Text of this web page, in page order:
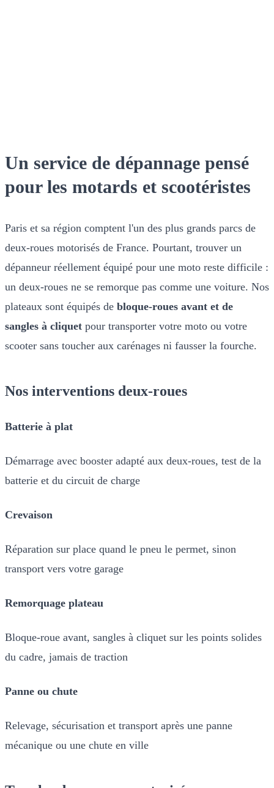
Un service de dépannage pensé
pour les motards et scootéristes
Paris et sa région comptent l'un des plus grands parcs de
deux-roues motorisés de France. Pourtant, trouver un
dépanneur réellement équipé pour une moto reste difficile :
un deux-roues ne se remorque pas comme une voiture. Nos
plateaux sont équipés de bloque-roues avant et de
sangles à cliquet pour transporter votre moto ou votre
scooter sans toucher aux carénages ni fausser la fourche.
Nos interventions deux-roues
Batterie à plat
Démarrage avec booster adapté aux deux-roues, test de la
batterie et du circuit de charge
Crevaison
Réparation sur place quand le pneu le permet, sinon
transport vers votre garage
Remorquage plateau
Bloque-roue avant, sangles à cliquet sur les points solides
du cadre, jamais de traction
Panne ou chute
Relevage, sécurisation et transport après une panne
mécanique ou une chute en ville